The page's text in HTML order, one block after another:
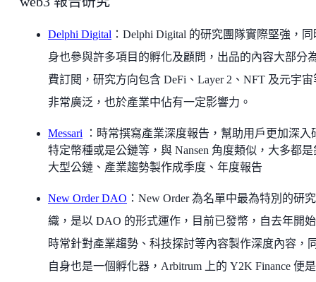
Delphi Digital ：Delphi Digital 的研究團隊實際堅強，
身也參與許多項目的孵化及顧問，出品的內容大部分
費訂閱，研究方向包含 DeFi、Layer 2、NFT 及元宇宙
非常廣泛，也於產業中佔有一定影響力。
Messari ：時常撰寫產業深度報告，幫助用戶更加深入
特定幣種或是公鏈等，與 Nansen 角度類似，大多都是
大型公鏈、產業趨勢製作成季度、年度報告
New Order DAO ：New Order 為名單中最為特別的研
織，是以 DAO 的形式運作，目前已發幣，自去年開
時常針對產業趨勢、科技探討等內容製作深度內容，
自身也是一個孵化器，Arbitrum 上的 Y2K Finance 便是